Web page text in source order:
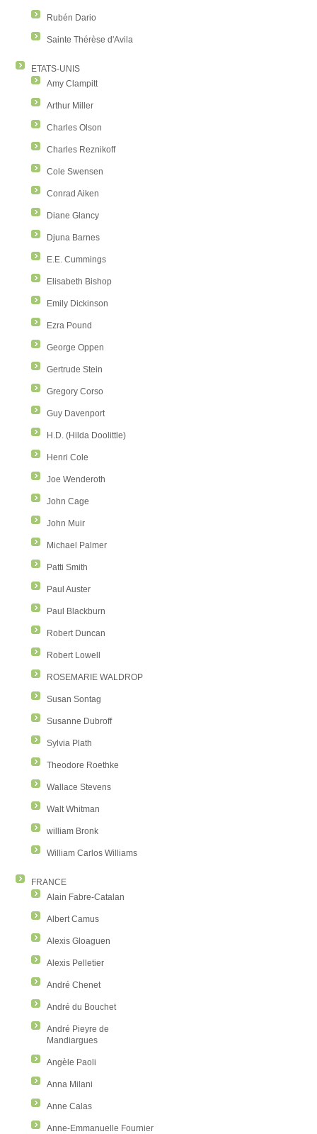
Rubén Dario
Sainte Thérèse d'Avila
ETATS-UNIS
Amy Clampitt
Arthur Miller
Charles Olson
Charles Reznikoff
Cole Swensen
Conrad Aiken
Diane Glancy
Djuna Barnes
E.E. Cummings
Elisabeth Bishop
Emily Dickinson
Ezra Pound
George Oppen
Gertrude Stein
Gregory Corso
Guy Davenport
H.D. (Hilda Doolittle)
Henri Cole
Joe Wenderoth
John Cage
John Muir
Michael Palmer
Patti Smith
Paul Auster
Paul Blackburn
Robert Duncan
Robert Lowell
ROSEMARIE WALDROP
Susan Sontag
Susanne Dubroff
Sylvia Plath
Theodore Roethke
Wallace Stevens
Walt Whitman
william Bronk
William Carlos Williams
FRANCE
Alain Fabre-Catalan
Albert Camus
Alexis Gloaguen
Alexis Pelletier
André Chenet
André du Bouchet
André Pieyre de
Mandiargues
Angèle Paoli
Anna Milani
Anne Calas
Anne-Emmanuelle Fournier